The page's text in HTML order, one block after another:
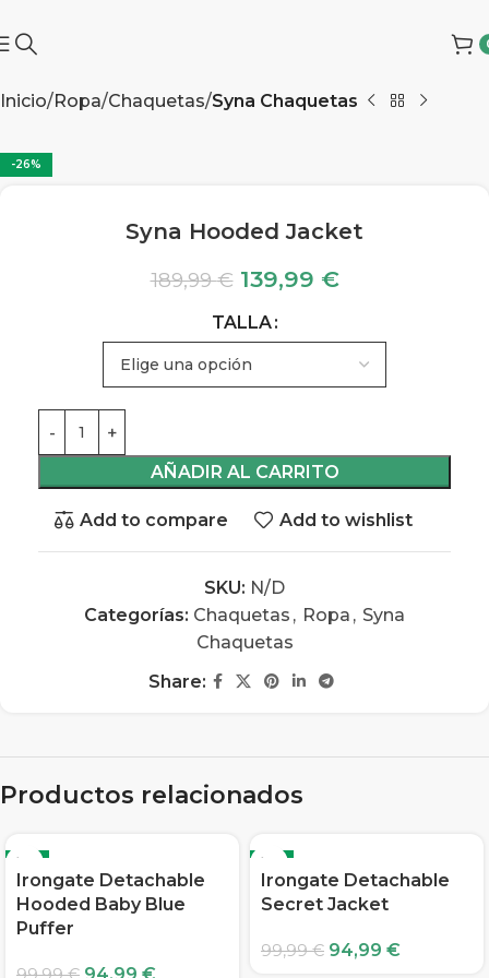
Inicio Ropa Chaquetas Syna Chaquetas
-26%
Syna Hooded Jacket
189,99€ 139,99 €
TALLA
AÑADIR AL CARRITO
Add to compare Add to wishlist
SKU: N/D
Categorías: Chaquetas , Ropa , Syna
Chaquetas
Share:
Productos relacionados
-5%
Irongate Detachable
Hooded Baby Blue
Puffer
-5%
Irongate Detachable
Secret Jacket
99,99€ 94,99 €